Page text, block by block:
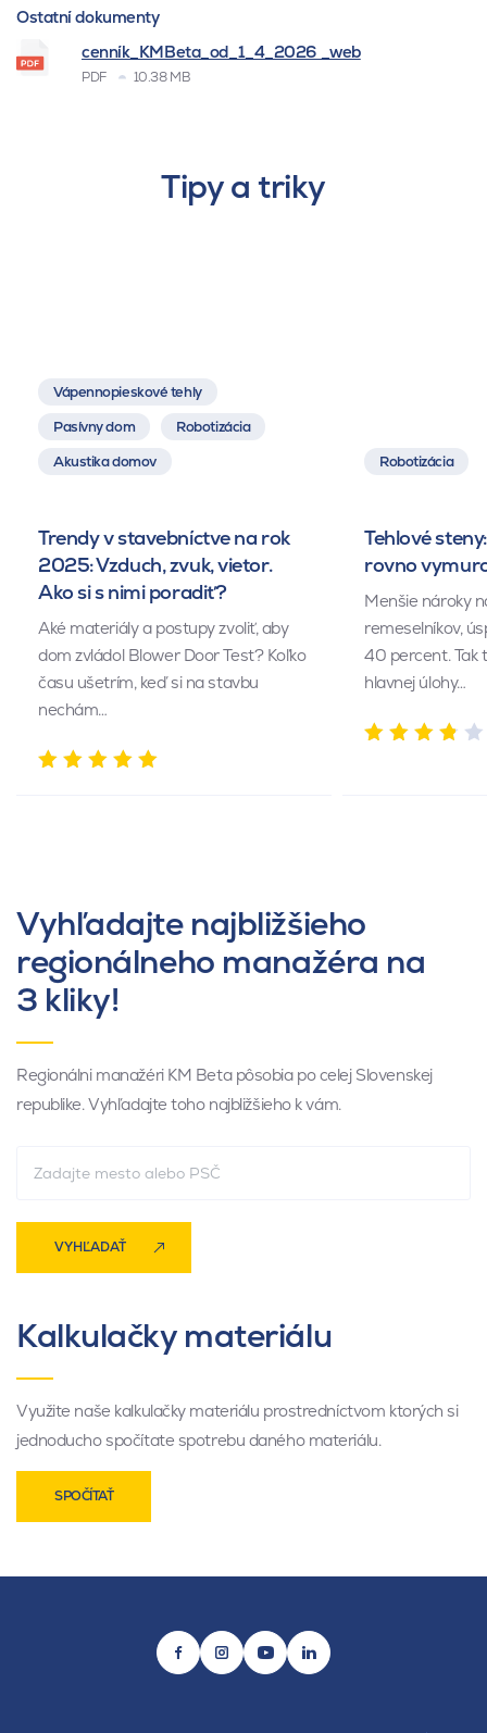
Ostatní dokumenty
cenník_KMBeta_od_1_4_2026 _web
PDF 10.38 MB
Tipy a triky
Vápennopieskové tehly
Pasívny dom
Robotizácia
Akustika domov
Trendy v stavebníctve na rok
2025: Vzduch, zvuk, vietor.
Ako si s nimi poradiť?
Aké materiály a postupy zvoliť, aby
dom zvládol Blower Door Test? Koľko
času ušetrím, keď si na stavbu
nechám…
Robotizácia
Tehlové
rovno
Menšie nároky
remeselníkov,
40 percent. Tak
hlavnej úlohy…
Vyhľadajte najbližšieho
regionálneho manažéra na
3 kliky!
Regionálni manažéri KM Beta pôsobia po celej Slovenskej
republike. Vyhľadajte toho najbližšieho k vám.
VYHĽADAŤ
Kalkulačky materiálu
Využite naše kalkulačky materiálu prostredníctvom ktorých si
jednoducho spočítate spotrebu daného materiálu.
SPOČÍTAŤ